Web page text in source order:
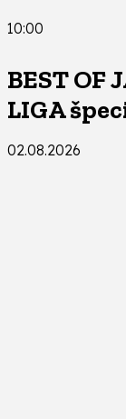
10:00
BEST OF
LIGA
02.08.2026